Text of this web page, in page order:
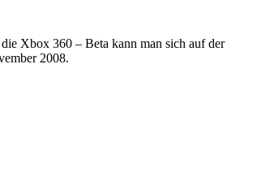
Xbox 360 – Beta kann man sich auf der
2008.